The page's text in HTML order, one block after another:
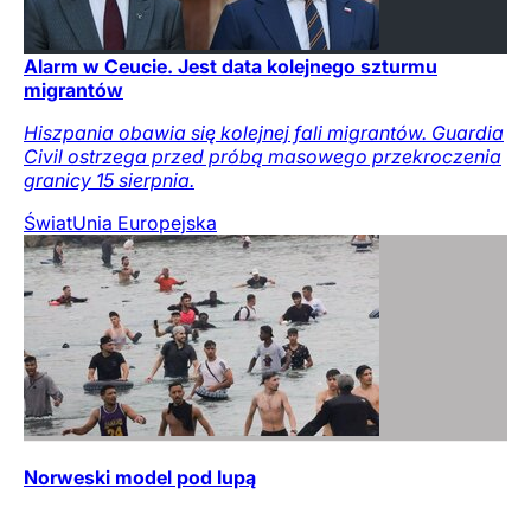
Alarm w Ceucie. Jest data kolejnego szturmu
migrantów
Hiszpania obawia się kolejnej fali migrantów. Guardia
Civil ostrzega przed próbą masowego przekroczenia
granicy 15 sierpnia.
ŚwiatUnia Europejska
Norweski model pod lupą